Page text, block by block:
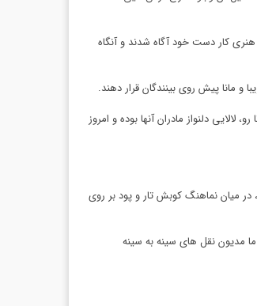
کار دست خود آگاه شدند و آنگاه
مانا پیش روی بینندگان قرار دهند.
دلنواز مادران آنها بوده و امروز
میان نماهنگ کوبش تار و پود بر روی
مدیون نقل های سینه به سینه